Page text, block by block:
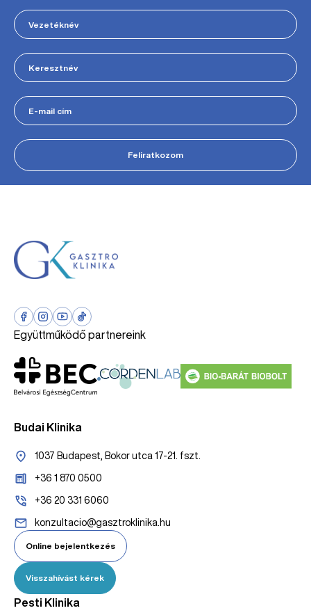
Feliratkozom
Együttműködő partnereink
Budai Klinika
1037 Budapest, Bokor utca 17-21. fszt.
+36 1 870 0500
+36 20 331 6060
konzultacio@gasztroklinika.hu
Online bejelentkezés
Visszahívást kérek
Pesti Klinika